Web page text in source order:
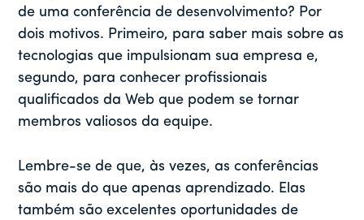
de uma conferência de desenvolvimento? Por
dois motivos. Primeiro, para saber mais sobre as
tecnologias que impulsionam sua empresa e,
segundo, para conhecer profissionais
qualificados da Web que podem se tornar
membros valiosos da equipe.
Lembre-se de que, às vezes, as conferências
são mais do que apenas aprendizado. Elas
também são excelentes oportunidades de